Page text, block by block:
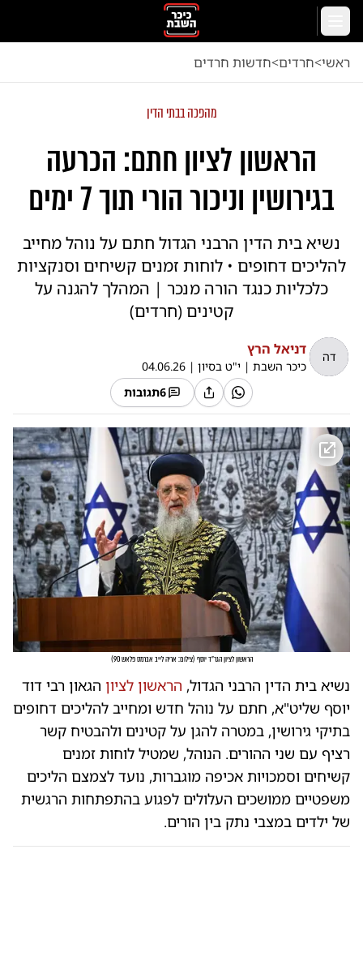
דלג לתוכן הראשי
ראשי<חרדים<חדשות חרדים
מהפכה בבתי הדין
הראשון לציון חתם: הכרעה
בגירושין וניכור הורי תוך 7 ימים
נשיא בית הדין הרבני הגדול חתם על נוהל מחייב
להליכים דחופים • לוחות זמנים קשיחים וסנקציות
כלכליות כנגד הורה מנכר | המהלך להגנה על
קטינים (חרדים)
דה דניאל הרץ
כיכר השבת | י"ט בסיון |
04.06.26
6תגובות
הראשון לציון הגר"ד יוסף (צילום: אריה לייב אברמס פלאש 90 )
נשיא בית הדין הרבני הגדול, הראשון לציון הגאון רבי דוד
יוסף שליט"א, חתם על נוהל חדש ומחייב להליכים דחופים
בתיקי גירושין, במטרה להגן על קטינים ולהבטיח קשר
רציף עם שני ההורים. הנוהל, שמטיל לוחות זמנים
קשיחים וסמכויות אכיפה מוגברות, נועד לצמצם הליכים
משפטיים ממושכים העלולים לפגוע בהתפתחות הרגשית
של ילדים במצבי נתק בין הורים.